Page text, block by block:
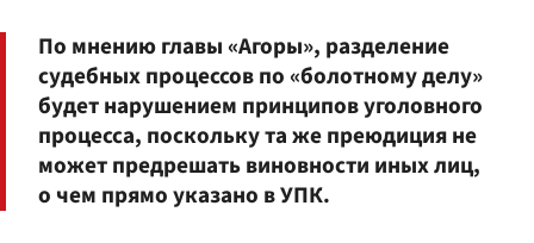
По мнению главы «Агоры», разделение
судебных процессов по «болотному делу»
будет нарушением принципов уголовного
процесса, поскольку та же преюдиция не
может предрешать виновности иных лиц,
о чем прямо указано в УПК.